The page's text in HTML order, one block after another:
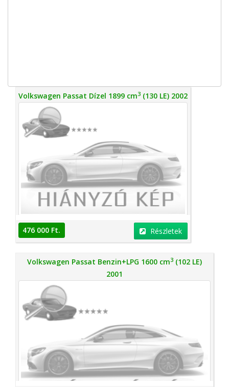
Volkswagen Passat Dízel 1899 cm3 (130 LE) 2002
476 000 Ft. Részletek
Volkswagen Passat Benzin+LPG 1600 cm3 (102 LE)
2001